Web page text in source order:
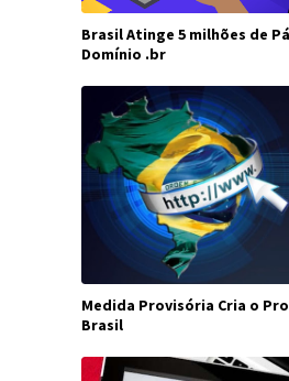
Brasil Atinge 5 milhões de
Domínio .br
Medida Provisória Cria o
Brasil